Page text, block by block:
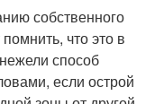
собственного
что это в
способ
если острой